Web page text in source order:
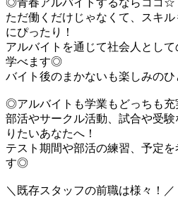
ただ働くだけじゃなくて、スキ
にぴったり！
アルバイトを通じて社会人とし
学べます◎
バイト後のまかないも楽しみのひ
◎アルバイトも学業もどっちも
部活やサークル活動、試合や受
りたいあなたへ！
テスト期間や部活の練習、予定
す◎
＼既存スタッフの前職は様々！／